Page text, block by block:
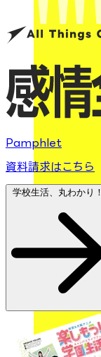
Pamphlet
資料請求はこちら
学校生活、丸わかり！